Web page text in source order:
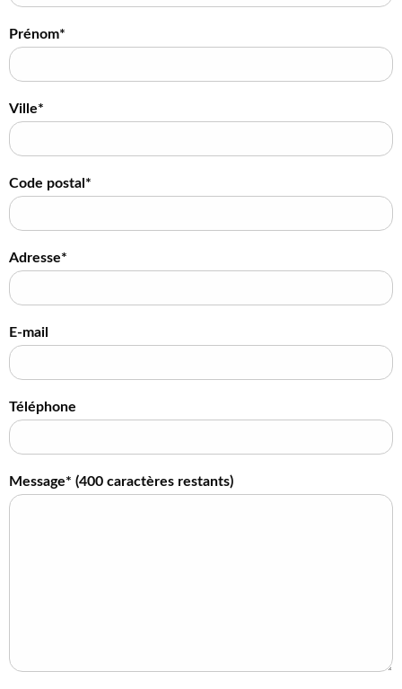
Prénom*
Ville*
Code postal*
Adresse*
E-mail
Téléphone
Message* (400 caractères restants)